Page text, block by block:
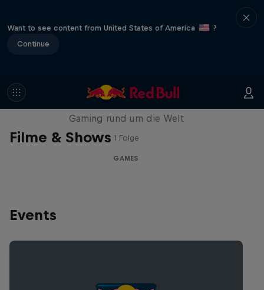
Want to see content from United States of America
?
Continue
Filme & Shows
Part of the Game
Gaming rund um die Welt
1 Folge
GAMES
Events